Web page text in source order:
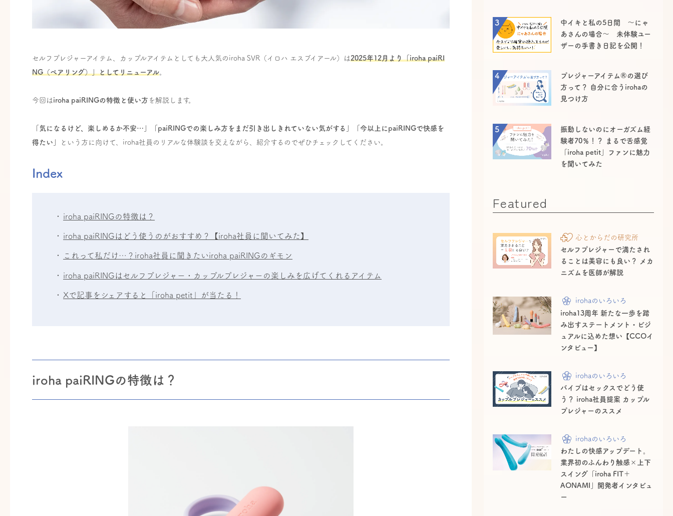
セルフプレジャーアイテム、カップルアイテムとしても大人気のiroha SVR（イロハ エスブイアール）は2025年12月より「iroha paiRI
NG（ペアリング）」としてリニューアル。
今回は iroha paiRINGの特徴と使い方 を解説します。
「気になるけど、楽しめるか不安…」「paiRINGでの楽しみ方をまだ引き出しきれていない気がする」「今以上にpaiRINGで快感を
得たい」
という方に向けて、iroha社員のリアルな体験談を交えながら、紹介するのでぜひチェックしてください。
Index
iroha paiRINGの特徴は？
iroha paiRINGはどう使うのがおすすめ？【iroha社員に聞いてみた】
これって私だけ…？iroha社員に聞きたいiroha paiRINGのギモン
iroha paiRINGはセルフプレジャー・カップルプレジャーの楽しみを広げてくれるアイテム
Xで記事をシェアすると「iroha petit」が当たる！
iroha paiRINGの特徴は？
3
中イキと私の5日間 ～にゃ
あさんの場合～ 未体験ユー
ザーの手書き日記を公開！
4
プレジャーアイテム®の選び
方って？ 自分に合うirohaの
見つけ方
5
振動しないのにオーガズム経
験者70％！？ まるで舌感覚
「iroha petit」ファンに魅力
を聞いてみた
Featured
心とからだの研究所
セルフプレジャーで満たされ
ることは美容にも良い？ メカ
ニズムを医師が解説
irohaのいろいろ
iroha13周年 新たな一歩を踏
み出すステートメント・ビジ
ュアルに込めた想い【CCOイ
ンタビュー】
irohaのいろいろ
バイブはセックスでどう使
う？ iroha社員提案 カップル
プレジャーのススメ
irohaのいろいろ
わたしの快感アップデート。
業界初のふんわり触感×上下
スイング「iroha FIT＋
AONAMI」開発者インタビュ
ー